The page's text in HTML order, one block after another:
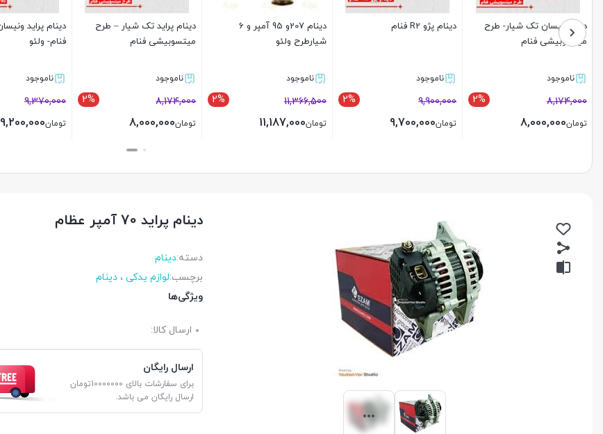
دینام نیسان تک شیار- طرح
میتسوبیشی فنام
ناموجود
2% 8,174,000
تومان8,000,000
دینام پژو R2 فنام
ناموجود
2% 9,900,000
تومان9,700,000
دینام 207و 95 آمپر و 6
شیارطرح ولئو
ناموجود
2% 11,366,500
تومان11,187,000
دینام پراید تک شیار – طرح
میتسوبیشی فنام
ناموجود
2% 8,174,000
تومان8,000,000
فنام- ولئو
ناموجود
9,370,000
تومان9,200,000
دینام پراید 70 آمپر عظام
دسته:دینام
برچسب:لوازم یدکی ، دینام
ویژگی‌ها
ارسال کالا:
ارسال رایگان
برای سفارشات بالای 10000000تومان
ارسال رایگان می باشد.